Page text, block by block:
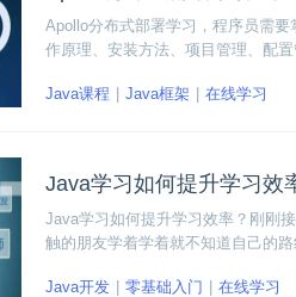
Apollo分布式部署学习，程序员需
作原理、安装方法、项目管理、配
Java课程 Java框架 在线学习
Java学习如何提升学习效
Java学习如何提升学习效率？刚刚
触的朋友学着学着就不知道自己的
Java开发
零基础入门 在线学习